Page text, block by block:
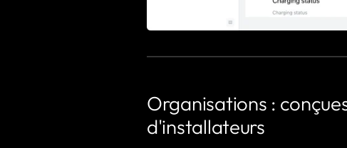
Organisations :
d'installateurs